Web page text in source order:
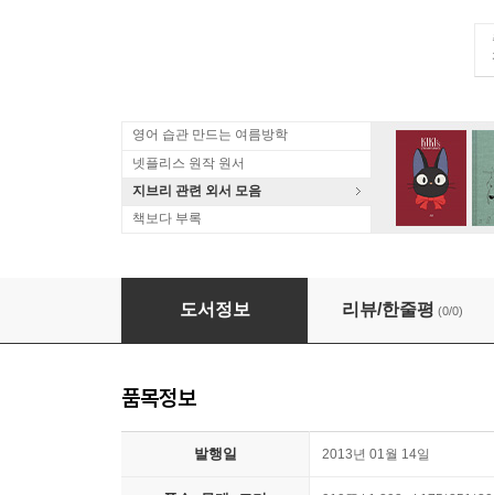
영어 습관 만드는 여름방학
넷플리스 원작 원서
지브리 관련 외서 모음
책보다 부록
Operating System Concepts
도서정보 리뷰/한줄평 (0/0)
품목정보
발행일 2013년 01월 14일